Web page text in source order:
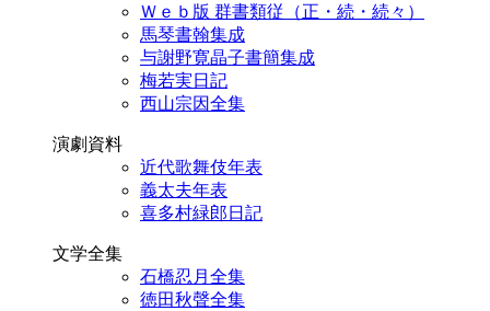
Ｗｅｂ版 群書類従（正・続・続々）
馬琴書翰集成
与謝野寛晶子書簡集成
梅若実日記
西山宗因全集
演劇資料
近代歌舞伎年表
義太夫年表
喜多村緑郎日記
文学全集
石橋忍月全集
徳田秋聲全集